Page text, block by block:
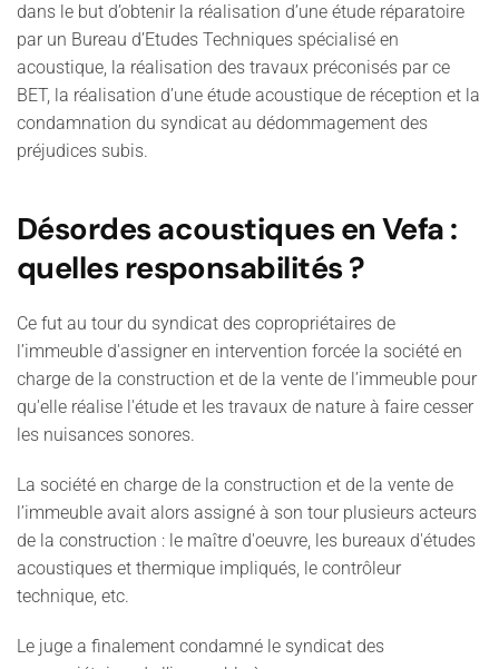
dans le but d’obtenir la réalisation d’une étude réparatoire
par un Bureau d’Etudes Techniques spécialisé en
acoustique, la réalisation des travaux préconisés par ce
BET, la réalisation d’une étude acoustique de réception et la
condamnation du syndicat au dédommagement des
préjudices subis.
Désordes acoustiques en Vefa :
quelles responsabilités ?
Ce fut au tour du syndicat des copropriétaires de
l’immeuble d'assigner en intervention forcée la société en
charge de la construction et de la vente de l’immeuble pour
qu'elle réalise l'étude et les travaux de nature à faire cesser
les nuisances sonores.
La société en charge de la construction et de la vente de
l’immeuble avait alors assigné à son tour plusieurs acteurs
de la construction : le maître d'oeuvre, les bureaux d'études
acoustiques et thermique impliqués, le contrôleur
technique, etc.
Le juge a finalement condamné le syndicat des